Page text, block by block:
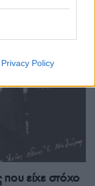
Privacy Policy
είχε στόχο